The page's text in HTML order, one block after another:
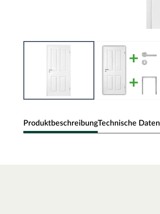
ProduktbeschreibungTechnische Daten